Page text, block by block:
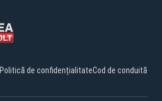
Politică de confidențialitateCod de conduită